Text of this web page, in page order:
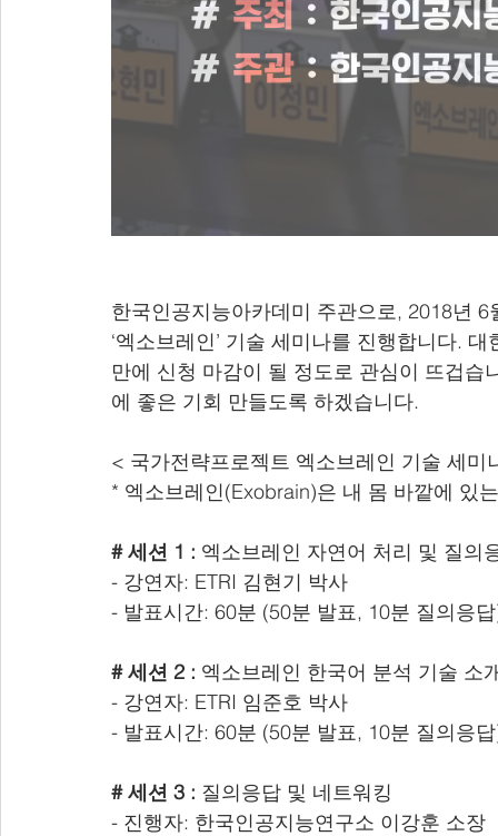
한국인공지능아카데미 주관으로, 2018년
‘엑소브레인’ 기술 세미나를 진행합니다.
만에 신청 마감이 될 정도로 관심이 뜨겁
에 좋은 기회 만들도록 하겠습니다.
< 국가전략프로젝트 엑소브레인 기술 세미
* 엑소브레인(Exobrain)은 내 몸 바깥에 있
# 세션 1 : 엑소브레인 자연어 처리 및 질의
- 강연자: ETRI 김현기 박사
- 발표시간: 60분 (50분 발표, 10분 질의응
# 세션 2 : 엑소브레인 한국어 분석 기술 소
- 강연자: ETRI 임준호 박사
- 발표시간: 60분 (50분 발표, 10분 질의응
# 세션 3 : 질의응답 및 네트워킹
- 진행자: 한국인공지능연구소 이강훈 소장